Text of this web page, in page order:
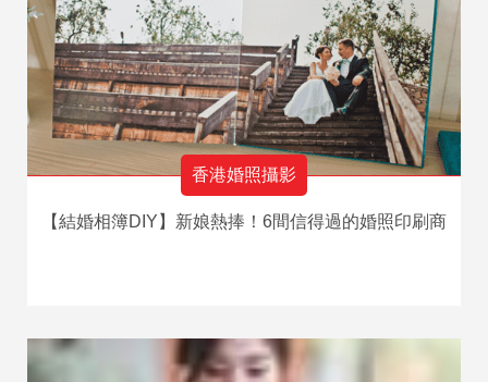
香港婚照攝影
【結婚相簿DIY】新娘熱捧！6間信得過的婚照印刷商